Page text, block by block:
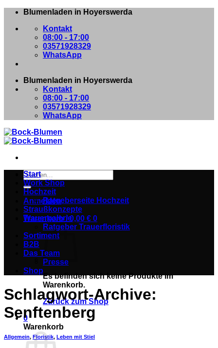
Zum
springen
Blumenladen in Hoyerswerda
Kontakt
08:00 - 17:00
03571928329
WhatsApp
Blumenladen in Hoyerswerda
Kontakt
08:00 - 17:00
03571928329
WhatsApp
Suchen
nach:
Anmelden
Warenkorb /0,00 € 0
Es befinden sich keine Produkte im
Warenkorb.
Zurück zum Shop
0
Warenkorb
Start
Work Shop
Hochzeit
Ratgeberseite Hochzeit
Straußkonzepte
Trauergalerie
Ratgeber Trauerfloristik
Sortiment
B2B
Das Team
Presse
Shop
Schlagwort-Archive:
Senftenberg
Allgemein, Floristik, Leben mit Stiel